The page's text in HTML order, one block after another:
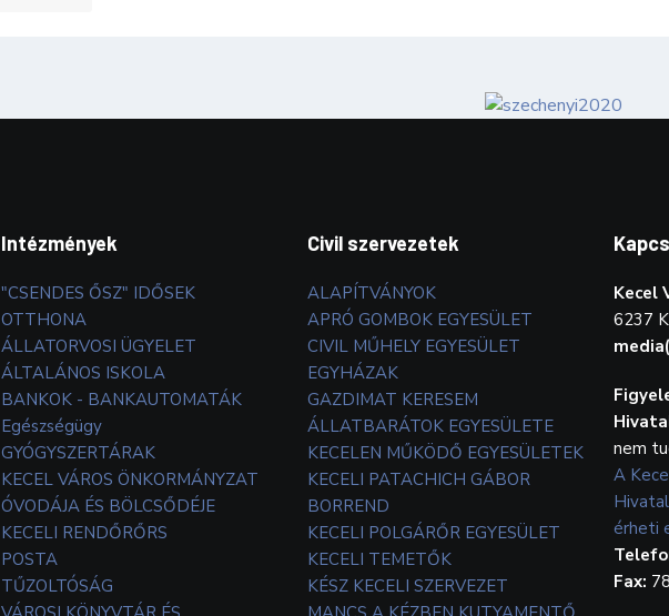
Intézmények
"CSENDES ŐSZ" IDŐSEK
OTTHONA
ÁLLATORVOSI ÜGYELET
ÁLTALÁNOS ISKOLA
BANKOK - BANKAUTOMATÁK
Egészségügy
GYÓGYSZERTÁRAK
KECEL VÁROS ÖNKORMÁNYZAT
ÓVODÁJA ÉS BÖLCSŐDÉJE
KECELI RENDŐRŐRS
POSTA
TŰZOLTÓSÁG
Civil szervezetek
ALAPÍTVÁNYOK
APRÓ GOMBOK EGYESÜLET
CIVIL MŰHELY EGYESÜLET
EGYHÁZAK
GAZDIMAT KERESEM
ÁLLATBARÁTOK EGYESÜLETE
KECELEN MŰKÖDŐ EGYESÜLETEK
KECELI PATACHICH GÁBOR
BORREND
KECELI POLGÁRŐR EGYESÜLET
KECELI TEMETŐK
KÉSZ KECELI SZERVEZET
Kecel
6237
nem
A
érheti
Fax: